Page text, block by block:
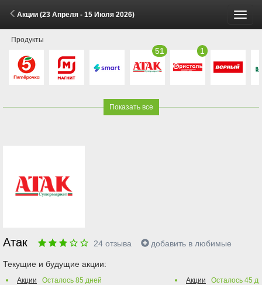
Акции (23 Апреля - 15 Июля 2026)
Продукты
51 1
Показать все
Атак 24 отзыва добавить в любимые
Текущие и будущие акции:
Акции Осталось 85 дней
Акции Осталось 45